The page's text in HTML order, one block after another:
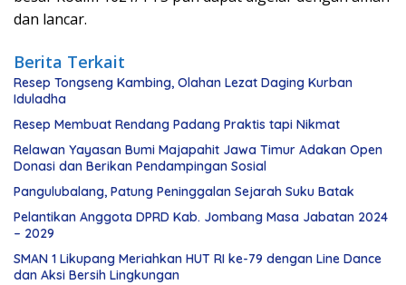
dan lancar.
Berita Terkait
Resep Tongseng Kambing, Olahan Lezat Daging Kurban
Iduladha
Resep Membuat Rendang Padang Praktis tapi Nikmat
Relawan Yayasan Bumi Majapahit Jawa Timur Adakan Open
Donasi dan Berikan Pendampingan Sosial
Pangulubalang, Patung Peninggalan Sejarah Suku Batak
Pelantikan Anggota DPRD Kab. Jombang Masa Jabatan 2024
– 2029
SMAN 1 Likupang Meriahkan HUT RI ke-79 dengan Line Dance
dan Aksi Bersih Lingkungan